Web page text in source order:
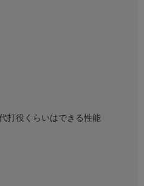
打役くらいはできる性能